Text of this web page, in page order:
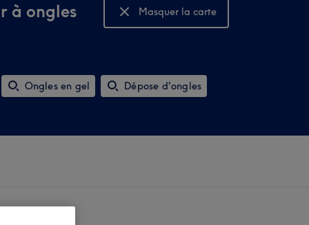
à ongles
Masquer la carte
Montrer la carte
Ongles en gel Dépose d'ongles